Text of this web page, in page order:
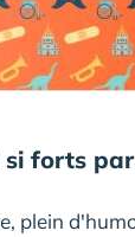
forts
plein